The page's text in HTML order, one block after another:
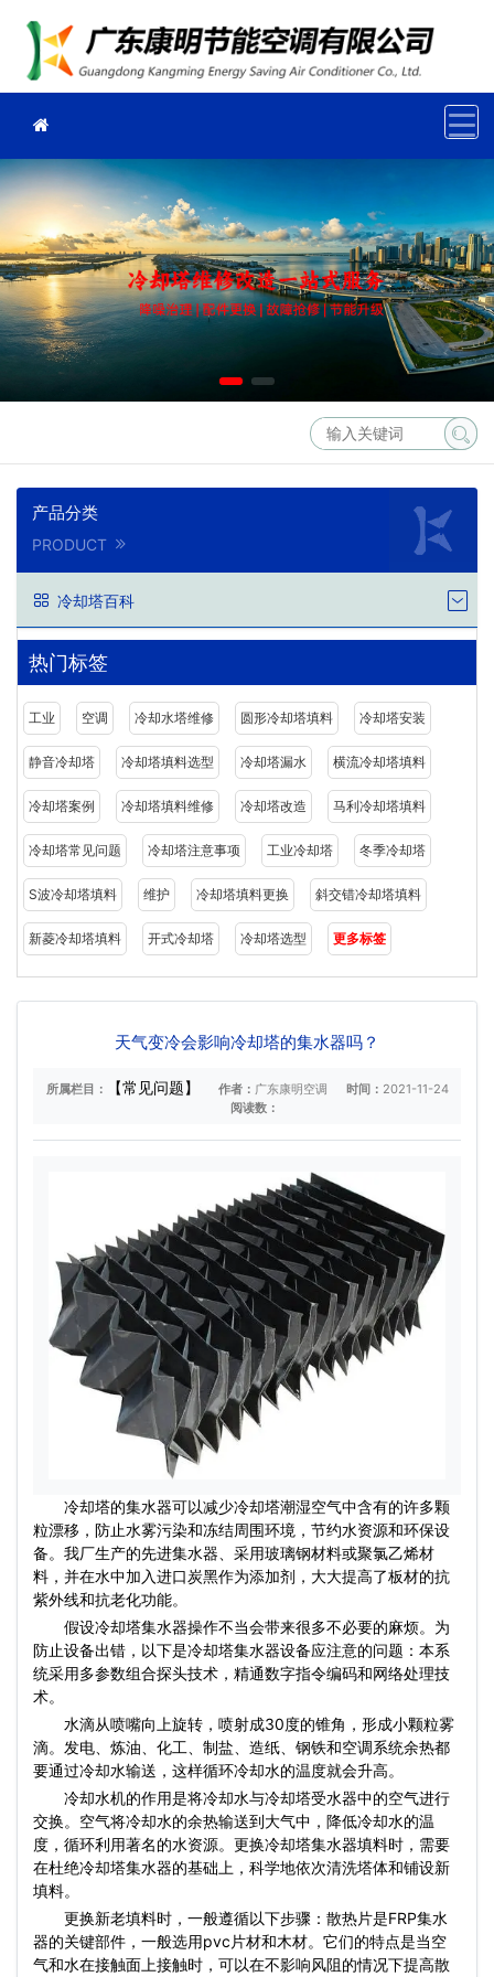
产品分类
PRODUCT
冷却塔百科
热门标签
工业 空调 冷却水塔维修 圆形冷却塔填料 冷却塔安装
静音冷却塔 冷却塔填料选型 冷却塔漏水 横流冷却塔填料
冷却塔案例 冷却塔填料维修 冷却塔改造 马利冷却塔填料
冷却塔常见问题 冷却塔注意事项 工业冷却塔 冬季冷却塔
S波冷却塔填料 维护 冷却塔填料更换 斜交错冷却塔填料
新菱冷却塔填料 开式冷却塔 冷却塔选型 更多标签
天气变冷会影响冷却塔的集水器吗？
所属栏目： 【常见问题】 作者： 广东康明空调 时间： 2021-11-24
阅读数：
冷却塔的集水器可以减少冷却塔潮湿空气中含有的许多颗
粒漂移，防止水雾污染和冻结周围环境，节约水资源和环保设
备。我厂生产的先进集水器、采用玻璃钢材料或聚氯乙烯材
料，并在水中加入进口炭黑作为添加剂，大大提高了板材的抗
紫外线和抗老化功能。
假设冷却塔集水器操作不当会带来很多不必要的麻烦。为
防止设备出错，以下是冷却塔集水器设备应注意的问题：本系
统采用多参数组合探头技术，精通数字指令编码和网络处理技
术。
水滴从喷嘴向上旋转，喷射成30度的锥角，形成小颗粒雾
滴。发电、炼油、化工、制盐、造纸、钢铁和空调系统余热都
要通过冷却水输送，这样循环冷却水的温度就会升高。
冷却水机的作用是将冷却水与冷却塔受水器中的空气进行
交换。空气将冷却水的余热输送到大气中，降低冷却水的温
度，循环利用著名的水资源。更换冷却塔集水器填料时，需要
在杜绝冷却塔集水器的基础上，科学地依次清洗塔体和铺设新
填料。
更换新老填料时，一般遵循以下步骤：散热片是FRP集水
器的关键部件，一般选用pvc片材和木材。它们的特点是当空
气和水在接触面上接触时，可以在不影响风阻的情况下提高散